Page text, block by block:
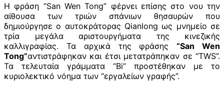
Η φράση “San Wen Tong” φέρνει επίσης στο νου την
αίθουσα των τριών σπάνιων θησαυρών που
δημιούργησε ο αυτοκράτορας Qianlong ως μνημείο σε
τρία μεγάλα αριστουργήματα της κινεζικής
καλλιγραφίας. Τα αρχικά της φράσης“San Wen
Tong”αντιστράφηκαν και έτσι μετατράπηκαν σε “TWS”.
Τα τελευταία γράμματα “Bi” προστέθηκαν με το
κυριολεκτικό νόημα των “εργαλείων γραφής”.